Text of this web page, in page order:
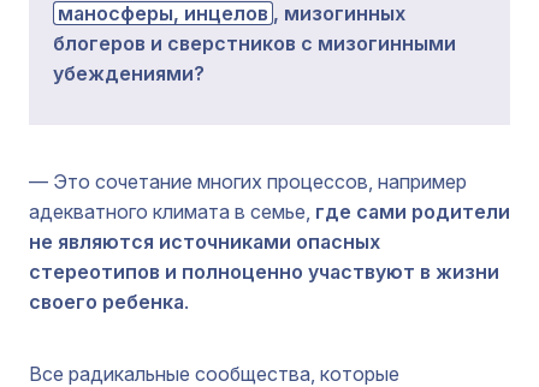
маносферы, инцелов , мизогинных
блогеров и сверстников с мизогинными
убеждениями?
— Это сочетание многих процессов, например
адекватного климата в семье, где сами родители
не являются источниками опасных
стереотипов и полноценно участвуют в жизни
своего ребенка.
Все радикальные сообщества, которые